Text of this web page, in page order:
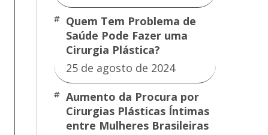
Quem Tem Problema de
Saúde Pode Fazer uma
Cirurgia Plástica?
25 de agosto de 2024
Aumento da Procura por
Cirurgias Plásticas Íntimas
entre Mulheres Brasileiras